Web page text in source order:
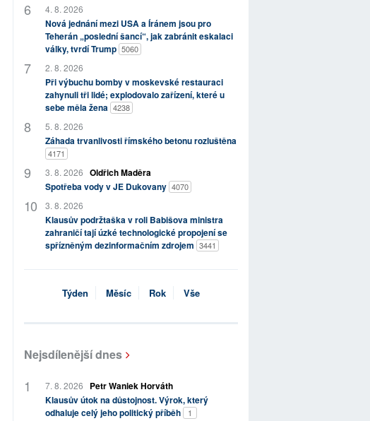
4. 8. 2026
Nová jednání mezi USA a Íránem jsou pro
Teherán „poslední šancí“, jak zabránit eskalaci
války, tvrdí Trump 5060
2. 8. 2026
Při výbuchu bomby v moskevské restauraci
zahynuli tři lidé; explodovalo zařízení, které u
sebe měla žena 4238
5. 8. 2026
Záhada trvanlivosti římského betonu rozluštěna
4171
3. 8. 2026 Oldřich Maděra
Spotřeba vody v JE Dukovany 4070
3. 8. 2026
Klausův podržtaška v roli Babišova ministra
zahraničí tají úzké technologické propojení se
spřízněným dezinformačním zdrojem 3441
Týden Měsíc Rok Vše
Nejsdílenější dnes
7. 8. 2026
Petr Waniek Horváth
Klausův útok na důstojnost. Výrok, který
odhaluje celý jeho politický příběh
1